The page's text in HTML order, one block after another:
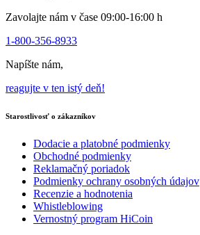
Zavolajte nám v čase 09:00-16:00 h
1-800-356-8933
Napíšte nám,
reagujte v ten istý deň!
Starostlivosť o zákazníkov
Dodacie a platobné podmienky
Obchodné podmienky
Reklamačný poriadok
Podmienky ochrany osobných údajov
Recenzie a hodnotenia
Whistleblowing
Vernostný program HiCoin